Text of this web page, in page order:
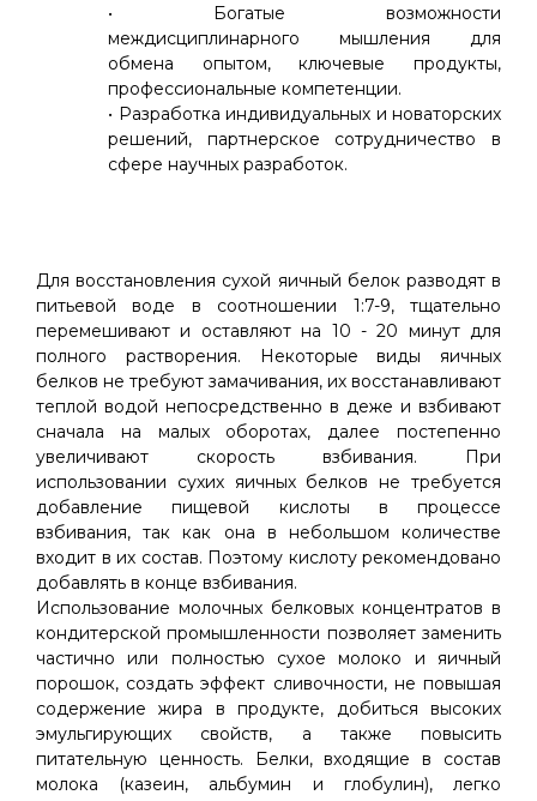
• Богатые возможности
междисциплинарного мышления для
обмена опытом, ключевые продукты,
профессиональные компетенции.
• Разработка индивидуальных и новаторских
решений, партнерское сотрудничество в
сфере научных разработок.
Для восстановления сухой яичный белок разводят в
питьевой воде в соотношении 1:7-9, тщательно
перемешивают и оставляют на 10 - 20 минут для
полного растворения. Некоторые виды яичных
белков не требуют замачивания, их восстанавливают
теплой водой непосредственно в деже и взбивают
сначала на малых оборотах, далее постепенно
увеличивают скорость взбивания. При
использовании сухих яичных белков не требуется
добавление пищевой кислоты в процессе
взбивания, так как она в небольшом количестве
входит в их состав. Поэтому кислоту рекомендовано
добавлять в конце взбивания.
Использование молочных белковых концентратов в
кондитерской промышленности позволяет заменить
частично или полностью сухое молоко и яичный
порошок, создать эффект сливочности, не повышая
содержение жира в продукте, добиться высоких
эмульгирующих свойств, а также повысить
питательную ценность. Белки, входящие в состав
молока (казеин, альбумин и глобулин), легко